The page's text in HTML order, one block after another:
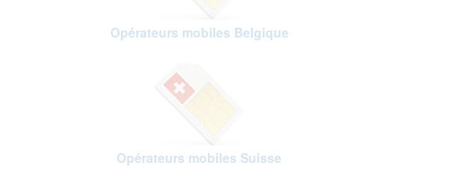
Opérateurs mobiles Belgique
Opérateurs mobiles Suisse